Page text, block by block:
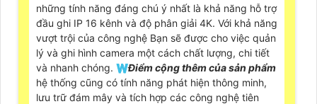
những tính năng đáng chú ý nhất là khả năng hỗ trợ
đầu ghi IP 16 kênh và độ phân giải 4K. Với khả năng
vượt trội của công nghệ Bạn sẽ được cho việc quản
lý và ghi hình camera một cách chất lượng, chi tiết
và nhanh chóng. 🇼Điểm cộng thêm của sản phẩm
hệ thống cũng có tính năng phát hiện thông minh,
lưu trữ đám mây và tích hợp các công nghệ tiên